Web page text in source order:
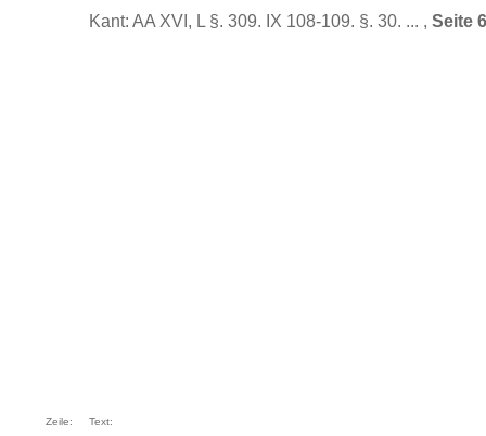
Kant: AA XVI, L §. 309. IX 108-109. §. 30. ... , Seite
Zeile: Text: